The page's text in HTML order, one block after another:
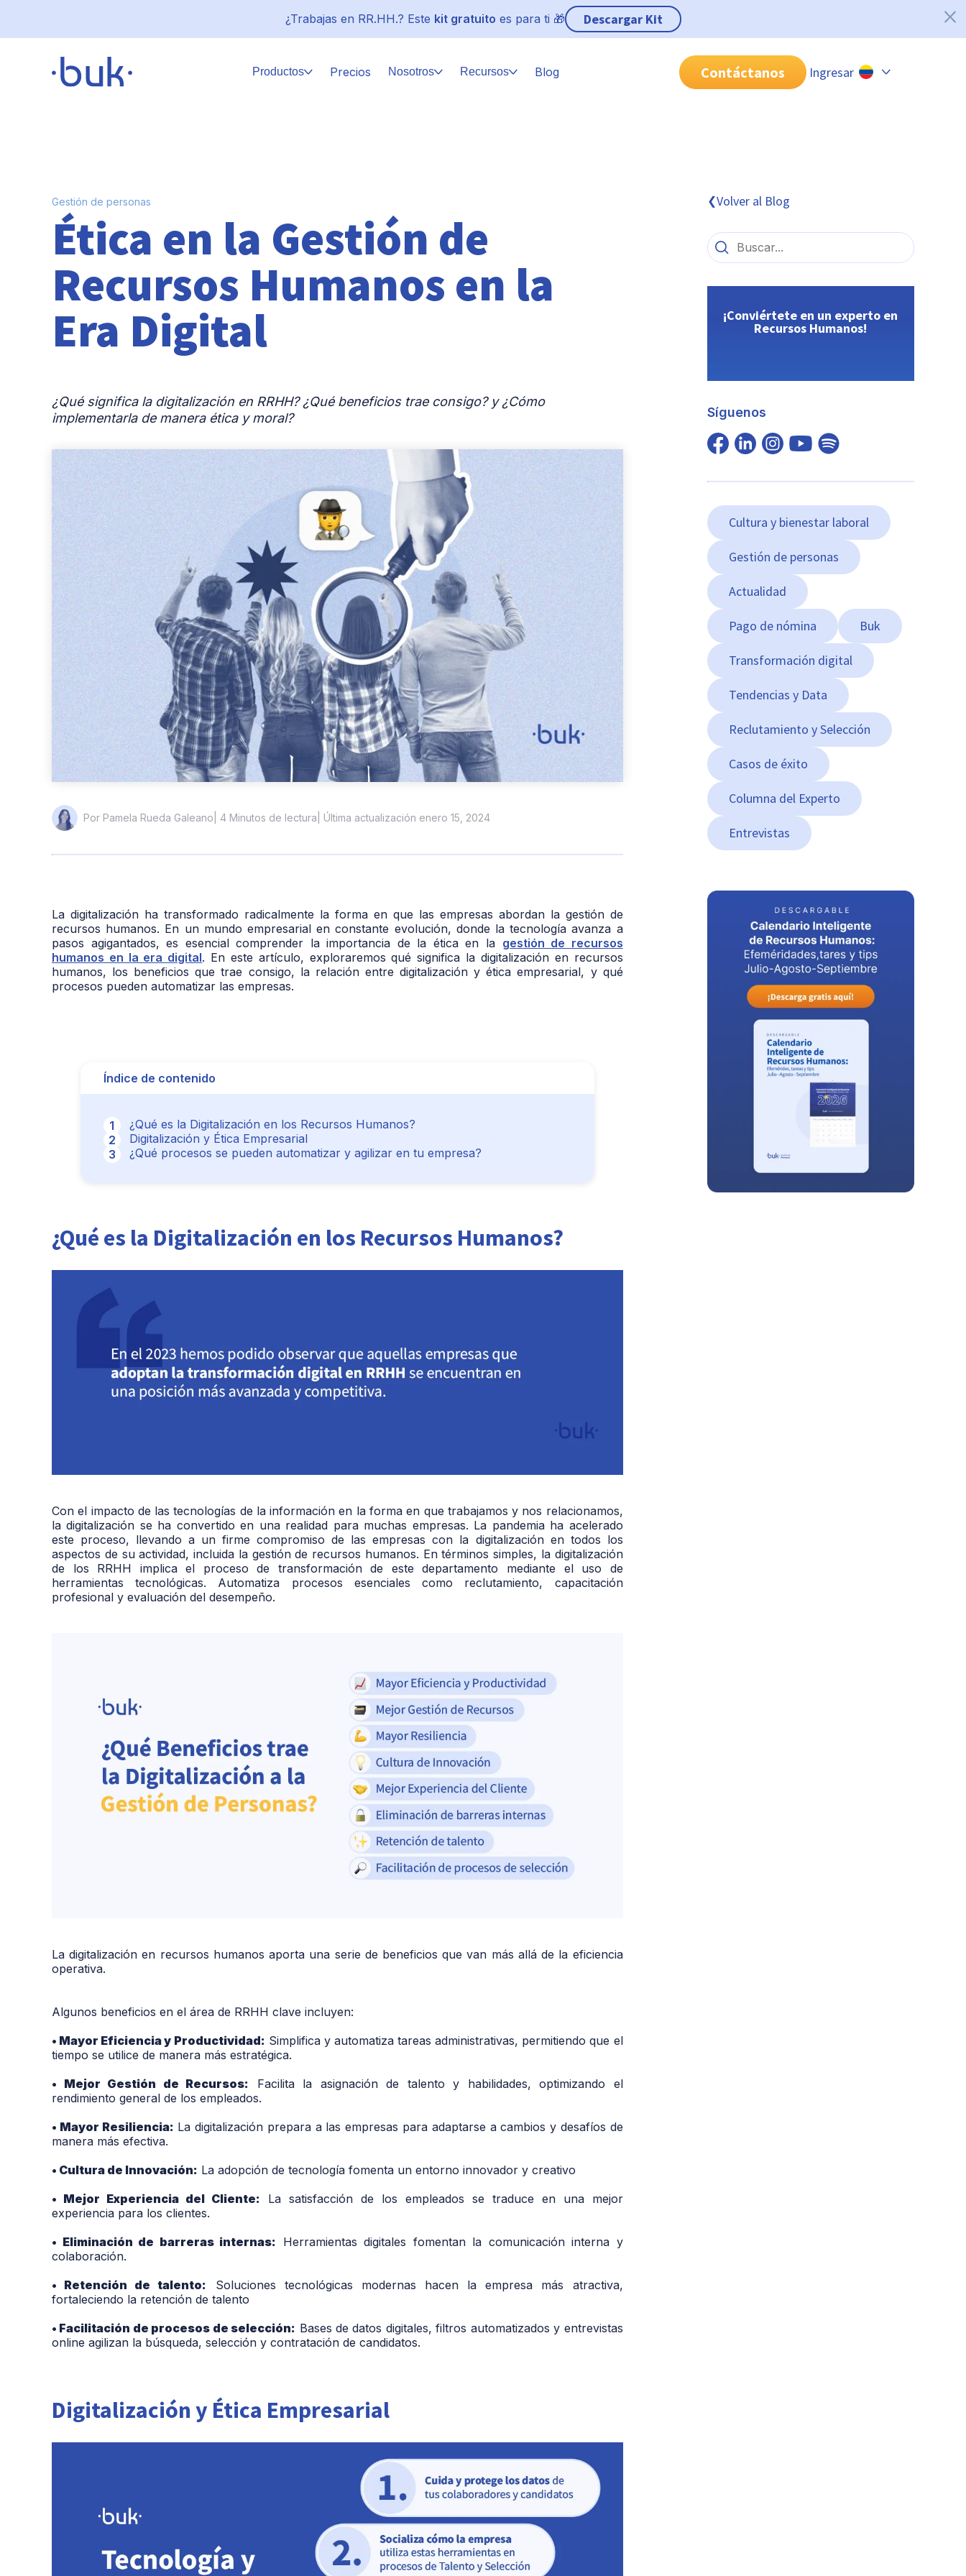
¿Trabajas en RR.HH.? Este kit gratuito es para ti 🎁 Descargar Kit
Productos Precios Nosotros Recursos Blog Contáctanos Ingresar
Gestión de personas
Ética en la Gestión de
Recursos Humanos en la
Era Digital
¿Qué significa la digitalización en RRHH? ¿Qué beneficios trae consigo? y ¿Cómo
implementarla de manera ética y moral?
Por Pamela Rueda Galeano | 4 Minutos de lectura | Última actualización enero 15, 2024
La digitalización ha transformado radicalmente la forma en que las empresas abordan la gestión de
recursos humanos. En un mundo empresarial en constante evolución, donde la tecnología avanza a
pasos agigantados, es esencial comprender la importancia de la ética en la gestión de recursos
humanos en la era digital. En este artículo, exploraremos qué significa la digitalización en recursos
humanos, los beneficios que trae consigo, la relación entre digitalización y ética empresarial, y qué
procesos pueden automatizar las empresas.
Índice de contenido
¿Qué es la Digitalización en los Recursos Humanos?
Digitalización y Ética Empresarial
¿Qué procesos se pueden automatizar y agilizar en tu empresa?
¿Qué es la Digitalización en los Recursos Humanos?
Con el impacto de las tecnologías de la información en la forma en que trabajamos y nos relacionamos,
la digitalización se ha convertido en una realidad para muchas empresas. La pandemia ha acelerado
este proceso, llevando a un firme compromiso de las empresas con la digitalización en todos los
aspectos de su actividad, incluida la gestión de recursos humanos. En términos simples, la digitalización
de los RRHH implica el proceso de transformación de este departamento mediante el uso de
herramientas tecnológicas. Automatiza procesos esenciales como reclutamiento, capacitación
profesional y evaluación del desempeño.
La digitalización en recursos humanos aporta una serie de beneficios que van más allá de la eficiencia
operativa.
Algunos beneficios en el área de RRHH clave incluyen:
• Mayor Eficiencia y Productividad: Simplifica y automatiza tareas administrativas, permitiendo que el
tiempo se utilice de manera más estratégica.
• Mejor Gestión de Recursos: Facilita la asignación de talento y habilidades, optimizando el
rendimiento general de los empleados.
• Mayor Resiliencia: La digitalización prepara a las empresas para adaptarse a cambios y desafíos de
manera más efectiva.
• Cultura de Innovación: La adopción de tecnología fomenta un entorno innovador y creativo
• Mejor Experiencia del Cliente: La satisfacción de los empleados se traduce en una mejor
experiencia para los clientes.
• Eliminación de barreras internas: Herramientas digitales fomentan la comunicación interna y
colaboración.
• Retención de talento: Soluciones tecnológicas modernas hacen la empresa más atractiva,
fortaleciendo la retención de talento
• Facilitación de procesos de selección: Bases de datos digitales, filtros automatizados y entrevistas
online agilizan la búsqueda, selección y contratación de candidatos.
Digitalización y Ética Empresarial
❮Volver al Blog
¡Conviértete en un experto en
Recursos Humanos!
Síguenos
Cultura y bienestar laboral
Gestión de personas
Actualidad
Pago de nómina Buk
Transformación digital
Tendencias y Data
Reclutamiento y Selección
Casos de éxito
Columna del Experto
Entrevistas